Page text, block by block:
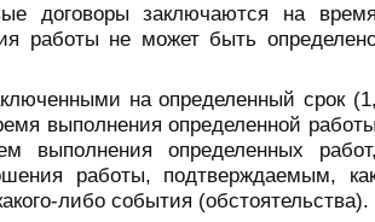
договоры заключаются на время
работы не может быть
на определенный срок (1,
выполнения определенной работы
выполнения определенных работ,
работы, подтверждаемым,
либо события (обстоятельства).